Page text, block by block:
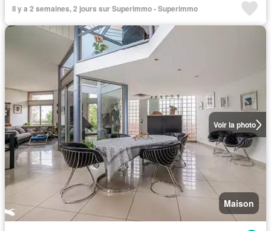
Il y a 2 semaines, 2 jours sur Superimmo - Superimmo
Voir la photo
Maison